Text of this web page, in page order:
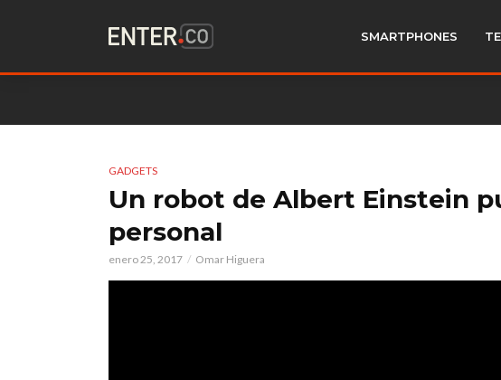
SMARTPHONES
GADGETS
Un robot de Albert Einstein
personal
enero 25, 2017 Omar Higuera